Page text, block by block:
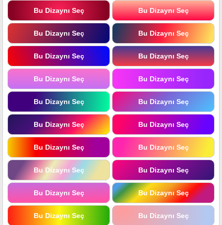
Bu Dizaynı Seç Bu Dizaynı Seç
Bu Dizaynı Seç Bu Dizaynı Seç
Bu Dizaynı Seç Bu Dizaynı Seç
Bu Dizaynı Seç Bu Dizaynı Seç
Bu Dizaynı Seç Bu Dizaynı Seç
Bu Dizaynı Seç Bu Dizaynı Seç
Bu Dizaynı Seç Bu Dizaynı Seç
Bu Dizaynı Seç Bu Dizaynı Seç
Bu Dizaynı Seç Bu Dizaynı Seç
Bu Dizaynı Seç Bu Dizaynı Seç